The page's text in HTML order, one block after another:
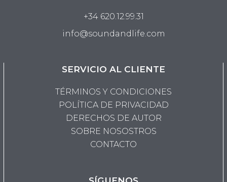
+34 620.12.99.31
info@soundandlife.com
SERVICIO AL CLIENTE
TÉRMINOS Y CONDICIONES
POLÍTICA DE PRIVACIDAD
DERECHOS DE AUTOR
SOBRE NOSOSTROS
CONTACTO